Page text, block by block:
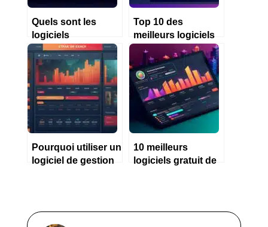
Quels sont les
logiciels
comptables les
plus utilisés ?
Top 10 des
meilleurs logiciels
comptables
gratuits
Pourquoi utiliser un
logiciel de gestion
10 meilleurs
logiciels gratuit de